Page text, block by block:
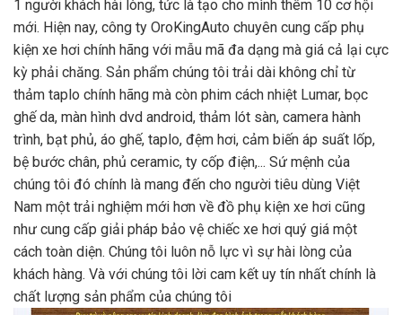
1 người khách hài lòng, tức là tạo cho mình thêm 10 cơ hội
mới. Hiện nay, công ty OroKingAuto chuyên cung cấp phụ
kiện xe hơi chính hãng với mẫu mã đa dạng mà giá cả lại cực
kỳ phải chăng. Sản phẩm chúng tôi trải dài không chỉ từ
thảm taplo chính hãng mà còn phim cách nhiệt Lumar, bọc
ghế da, màn hình dvd android, thảm lót sàn, camera hành
trình, bạt phủ, áo ghế, taplo, đệm hơi, cảm biến áp suất lốp,
bệ bước chân, phủ ceramic, ty cốp điện,... Sứ mệnh của
chúng tôi đó chính là mang đến cho người tiêu dùng Việt
Nam một trải nghiệm mới hơn về đồ phụ kiện xe hơi cũng
như cung cấp giải pháp bảo vệ chiếc xe hơi quý giá một
cách toàn diện. Chúng tôi luôn nỗ lực vì sự hài lòng của
khách hàng. Và với chúng tôi lời cam kết uy tín nhất chính là
chất lượng sản phẩm của chúng tôi